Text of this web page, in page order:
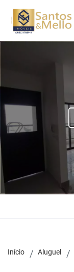
Início Aluguel